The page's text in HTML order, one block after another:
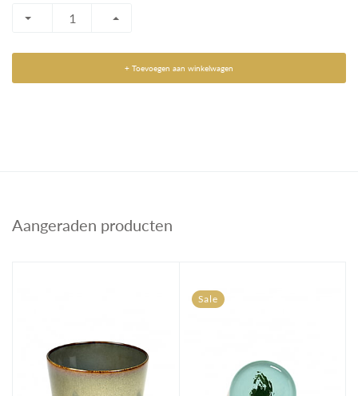
+ Toevoegen aan winkelwagen
Aangeraden producten
Sale